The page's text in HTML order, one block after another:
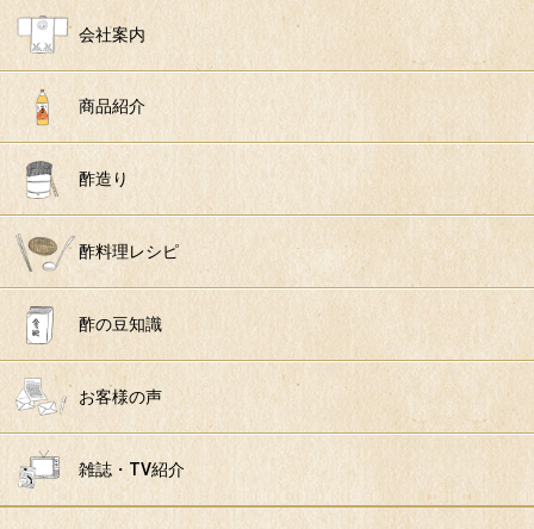
会社案内
商品紹介
酢造り
酢料理レシピ
酢の豆知識
お客様の声
雑誌・TV紹介